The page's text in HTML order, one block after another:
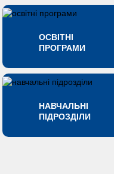
ОСВІТНІ
ПРОГРАМИ
НАВЧАЛЬНІ
ПІДРОЗДІЛИ